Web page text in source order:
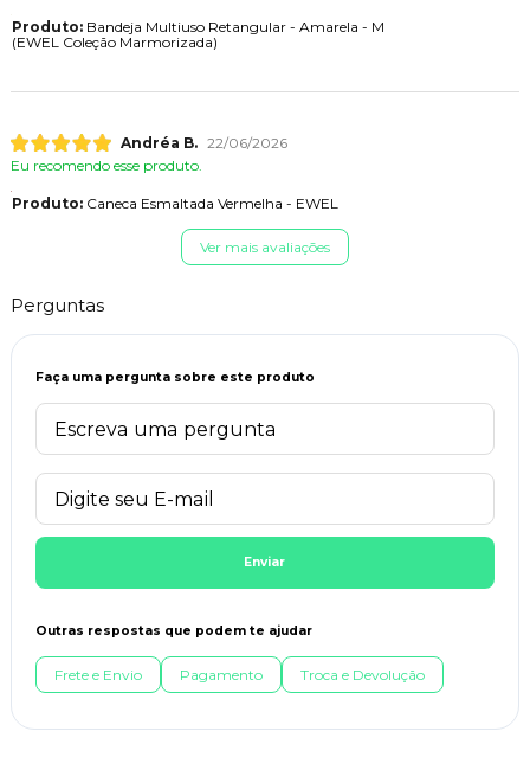
Produto:Bandeja Multiuso Retangular - Amarela - M
(EWEL Coleção Marmorizada)
Andréa B. 22/06/2026
Eu recomendo esse produto.
Produto:Caneca Esmaltada Vermelha - EWEL
Ver mais avaliações
Perguntas
Faça uma pergunta sobre este produto
Enviar
Outras respostas que podem te ajudar
Frete e Envio Pagamento Troca e Devolução